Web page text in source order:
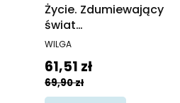
Życie. Zdumiewający
świat
bioróżnorodności
PRODUCENT
WILGA
Cena promocyjna
61,51 zł
69,90 zł